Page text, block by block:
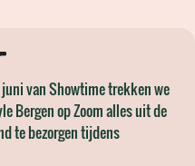
van Showtime trekken we
Bergen op Zoom alles uit de
te bezorgen tijdens